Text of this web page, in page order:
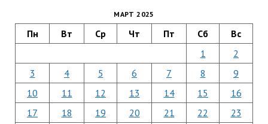
МАРТ 2025
Пн Вт Ср Чт Пт Сб Вс
1
2
3
4 5 6 7 8
9
10
11 12 13 14 15
16
17
18 19 20 21 22
23